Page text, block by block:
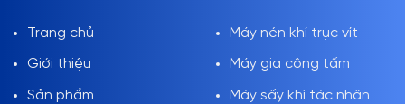
Trang chủ
Giới thiệu
Sản phẩm
Máy nén khí trục vít
Máy gia công tấm
Máy sấy khí tác nhân